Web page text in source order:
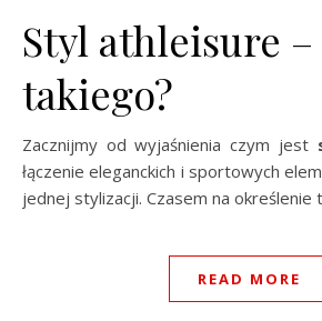
Styl athleisure
takiego?
Zacznijmy od wyjaśnienia czym jest
łączenie eleganckich i sportowych
jednej stylizacji. Czasem na określenie
READ MORE